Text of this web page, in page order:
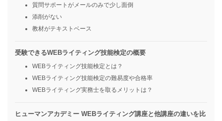
質問サポートがメールのみで少し面倒
添削がない
教材がテキストベース
受験できるWEBライティング技能検定の概要
WEBライティング技能検定とは？
WEBライティング技能検定の難易度や合格率
WEBライティング実務士を取るメリットは？
ヒューマンアカデミー WEBライティング講座と他講座の違いを比